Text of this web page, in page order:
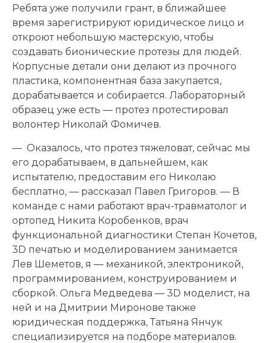
Ребята уже получили грант, в ближайшее
время зарегистрируют юридическое лицо и
откроют небольшую мастерскую, чтобы
создавать бионические протезы для людей.
Корпусные детали они делают из прочного
пластика, компонентная база закупается,
дорабатывается и собирается. Лабораторный
образец уже есть — протез протестировал
волонтер Николай Фомичев.
— Оказалось, что протез тяжеловат, сейчас мы
его дорабатываем, в дальнейшем, как
испытателю, предоставим его Николаю
бесплатно, — рассказал Павел Григоров. — В
команде с нами работают врач-травматолог и
ортопед Никита Коробенков, врач
функциональной диагностики Степан Кочетов,
3D печатью и моделированием занимается
Лев Шеметов, я — механикой, электроникой,
программированием, конструированием и
сборкой. Ольга Медведева — 3D моделист, на
ней и на Дмитрии Миронове также
юридическая поддержка, Татьяна Янчук
специализируется на подборе материалов.